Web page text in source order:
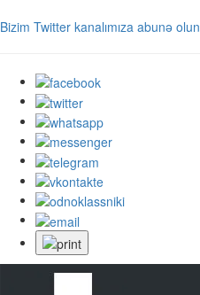
Bizim Twitter kanalımıza abunə olun